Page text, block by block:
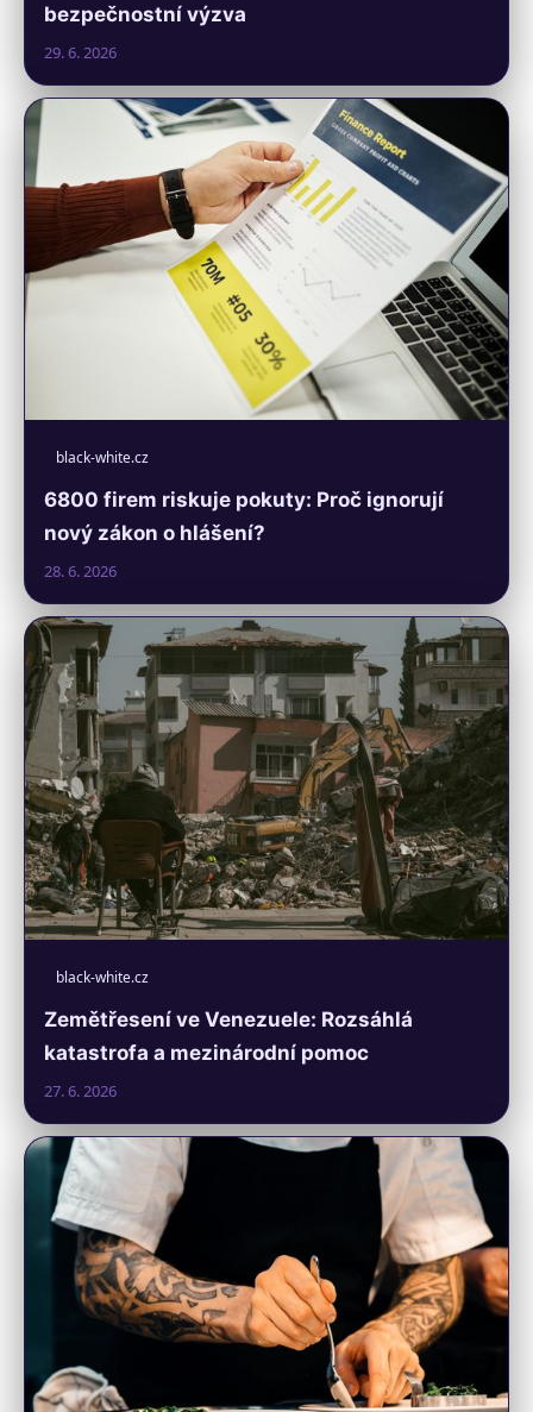
bezpečnostní výzva
29. 6. 2026
black-white.cz
6800 firem riskuje pokuty: Proč ignorují
nový zákon o hlášení?
28. 6. 2026
black-white.cz
Zemětřesení ve Venezuele: Rozsáhlá
katastrofa a mezinárodní pomoc
27. 6. 2026